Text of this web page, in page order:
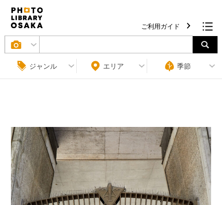
ジャンル エリア 季節
ご利用ガイド
条件をクリア